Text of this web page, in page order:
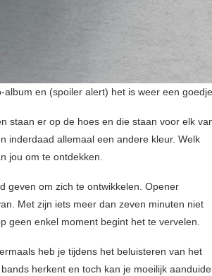
album en (spoiler alert) het is weer een
staan er op de hoes en die staan voor elk
inderdaad allemaal een andere kleur. Welk
jou om te ontdekken.
geven om zich te ontwikkelen. Opener
Met zijn iets meer dan zeven minuten niet
geen enkel moment begint het te vervelen.
heb je tijdens het beluisteren van het
herkent en toch kan je moeilijk